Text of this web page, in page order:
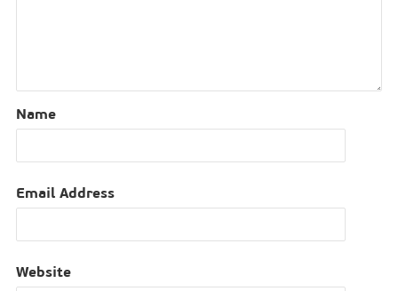
Name
Email Address
Website